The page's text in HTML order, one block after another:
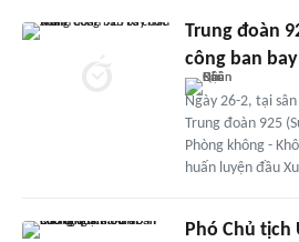
Trung đoàn
công ban
Ngày 26-2, tại
Trung đoàn 925
Phòng không -
huấn luyện đầu
Phó Chủ tịch